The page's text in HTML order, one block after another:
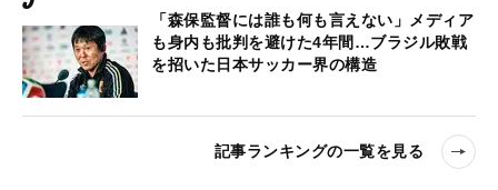
「森保監督には誰も何も言えない」メディア
も身内も批判を避けた4年間…ブラジル敗戦
を招いた日本サッカー界の構造
記事ランキングの一覧を見る